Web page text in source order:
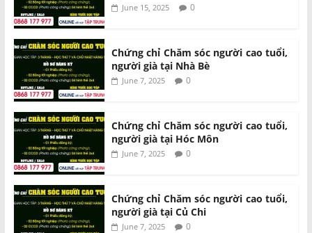
June 15, 2025 0
Chứng chỉ Chăm sóc người cao tuổi,
người già tại Nhà Bè
June 7, 2025 0
Chứng chỉ Chăm sóc người cao tuổi,
người già tại Hóc Môn
June 7, 2025 0
Chứng chỉ Chăm sóc người cao tuổi,
người già tại Củ Chi
June 7, 2025 0